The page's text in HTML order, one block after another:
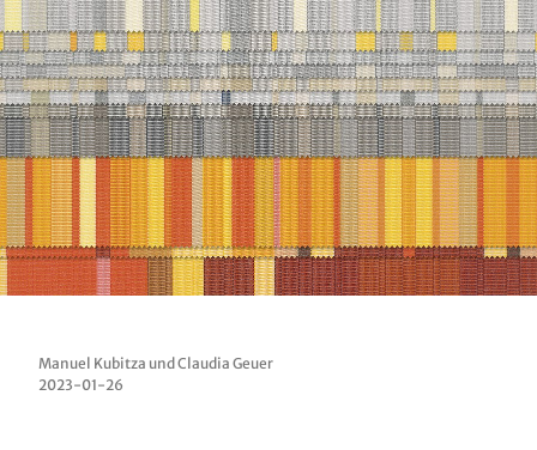
Manuel Kubitza und Claudia Geuer
2023-01-26